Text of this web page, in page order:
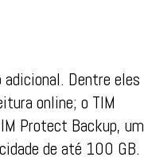
Dentre eles
online; o TIM
Protect Backup, um
de até 100 GB.